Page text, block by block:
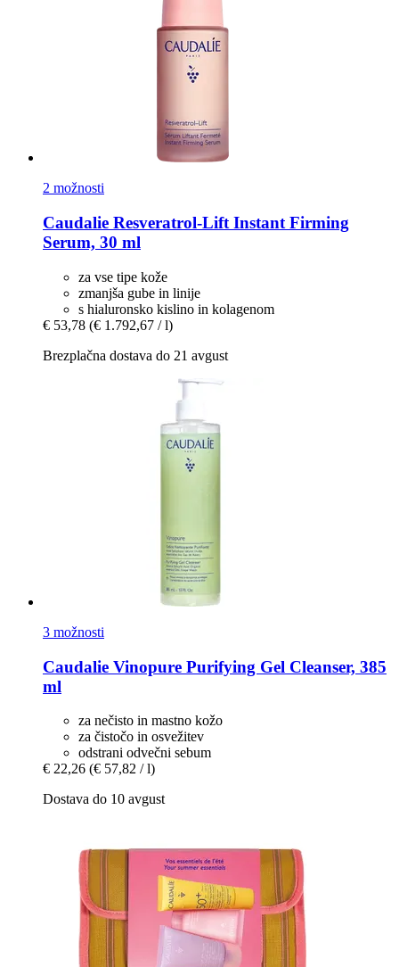
2 možnosti
Caudalie Resveratrol-​Lift Instant Firming
Serum, 30 ml
za vse tipe kože
zmanjša gube in linije
s hialuronsko kislino in kolagenom
€ 53,78 (€ 1.792,67 / l)
Brezplačna dostava do 21 avgust
3 možnosti
Caudalie Vinopure Purifying Gel Cleanser, 385
ml
za nečisto in mastno kožo
za čistočo in osvežitev
odstrani odvečni sebum
€ 22,26 (€ 57,82 / l)
Dostava do 10 avgust